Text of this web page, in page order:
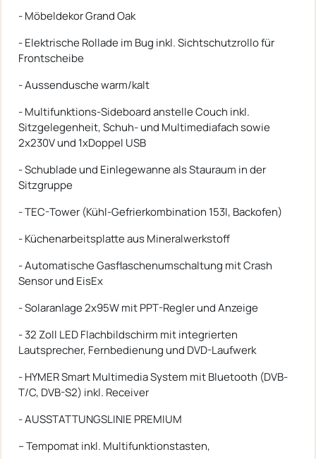
- Möbeldekor Grand Oak
- Elektrische Rollade im Bug inkl. Sichtschutzrollo für
Frontscheibe
- Aussendusche warm/kalt
- Multifunktions-Sideboard anstelle Couch inkl.
Sitzgelegenheit, Schuh- und Multimediafach sowie
2x230V und 1xDoppel USB
- Schublade und Einlegewanne als Stauraum in der
Sitzgruppe
- TEC-Tower (Kühl-Gefrierkombination 153l, Backofen)
- Küchenarbeitsplatte aus Mineralwerkstoff
- Automatische Gasflaschenumschaltung mit Crash
Sensor und EisEx
- Solaranlage 2x95W mit PPT-Regler und Anzeige
- 32 Zoll LED Flachbildschirm mit integrierten
Lautsprecher, Fernbedienung und DVD-Laufwerk
- HYMER Smart Multimedia System mit Bluetooth (DVB-
T/C, DVB-S2) inkl. Receiver
- AUSSTATTUNGSLINIE PREMIUM
-- Tempomat inkl. Multifunktionstasten,